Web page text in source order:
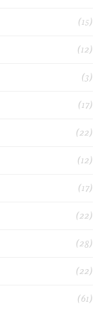
(15)
(12)
(3)
(17)
(22)
(12)
(17)
(22)
(28)
(22)
(61)